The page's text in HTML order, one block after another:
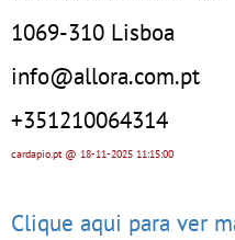
1069-310 Lisboa
info@allora.com.pt
+351210064314
cardapio.pt@ 18-11-2025 11:15:00
Clique aqui para ver